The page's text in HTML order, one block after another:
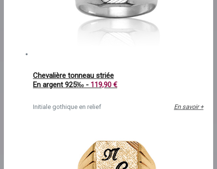
Chevalière tonneau striée
En argent 925‰ - 119,90 €
Initiale gothique en relief En savoir +